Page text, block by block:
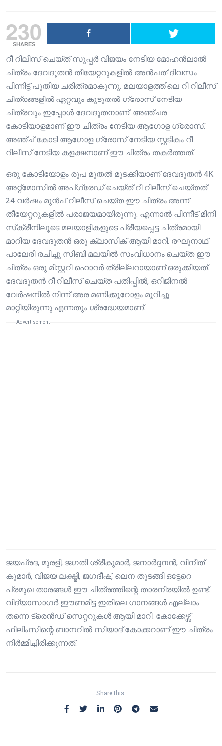
230
SHARES
റീ റിലീസ് ചെയ്ത് സൂപ്പർ വിജയം നേടിയ മോഹൻലാൽ
ചിത്രം ദേവദൂതൻ തീയേറ്ററുകളിൽ അൻപത് ദിവസം
പിന്നിട്ട് പുതിയ ചരിത്രമാകുന്നു. മലയാളത്തിലെ റീ റിലീസ്
ചിത്രങ്ങളിൽ ഏറ്റവും കൂടുതൽ ഗ്രോസ് നേടിയ
ചിത്രവും ഇപ്പോൾ ദേവദൂതനാണ്. അഞ്ചര
കോടിയാളമാണ് ഈ ചിത്രം നേടിയ ആഗോള ഗ്രോസ്.
അഞ്ച് കോടി ആഗോള ഗ്രോസ് നേടിയ സ്ഫടികം റീ
റിലീസ് നേടിയ കളക്ഷനാണ് ഈ ചിത്രം തകർത്തത്.
ഒരു കോടിയോളം രൂപ മുതൽ മുടക്കിയാണ് ദേവദൂതൻ 4K
അറ്റ്മോസിൽ അപ്ഗ്രേഡ് ചെയ്ത് റീ റിലീസ് ചെയ്തത്.
24 വർഷം മുൻപ് റിലീസ് ചെയ്‌ത ഈ ചിത്രം അന്ന്
തീയേറ്ററുകളിൽ പരാജയമായിരുന്നു. എന്നാൽ പിന്നീട് മിനി
സ്‌ക്രീനിലൂടെ മലയാളികളുടെ പ്രീയപ്പെട്ട ചിത്രമായി
മാറിയ ദേവദൂതൻ ഒരു ക്ലാസിക് ആയി മാറി. രഘുനാഥ്
പാലേരി രചിച്ചു സിബി മലയിൽ സംവിധാനം ചെയ്‌ത ഈ
ചിത്രം ഒരു മിസ്റ്ററി ഹൊറർ ത്രില്ലറായാണ് ഒരുക്കിയത്.
ദേവദൂതൻ റീ റിലീസ് ചെയ്‌ത പതിപ്പിൽ, ഒറിജിനൽ
വേർഷനിൽ നിന്ന് അര മണിക്കൂറോളം മുറിച്ചു
മാറ്റിയിരുന്നു എന്നതും ശ്രദ്ധേയമാണ്.
Advertisement
ജയപ്രദ, മുരളി, ജഗതി ശ്രീകുമാർ, ജനാർദ്ദനൻ, വിനീത്
കുമാർ, വിജയ ലക്ഷ്മി, ജഗദീഷ്, ലെന തുടങ്ങി ഒട്ടേറെ
പ്രമുഖ താരങ്ങൾ ഈ ചിത്രത്തിന്റെ താരനിരയിൽ ഉണ്ട്.
വിദ്യാസാഗർ ഈണമിട്ട ഇതിലെ ഗാനങ്ങൾ എല്ലാം
തന്നെ ട്രെൻഡ് സെറ്ററുകൾ ആയി മാറി. കോക്കേഴ്സ്
ഫിലിംസിന്റെ ബാനറിൽ സിയാദ് കോക്കറാണ് ഈ ചിത്രം
നിർമ്മിച്ചിരിക്കുന്നത്.
Share this: